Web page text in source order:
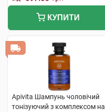
КУПИТИ
Apivita Шампунь чоловічий
тонізуючий з комплексом на